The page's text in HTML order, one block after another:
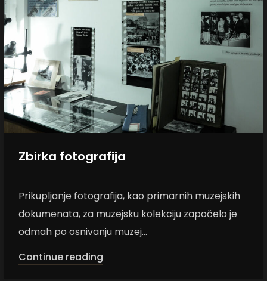
Zbirka fotografija
Prikupljanje fotografija, kao primarnih muzejskih
dokumenata, za muzejsku kolekciju započelo je
odmah po osnivanju muzej...
Continue reading